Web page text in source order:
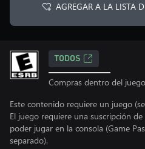
AGREGAR A LA LISTA
TODOS
Compras dentro del juego
Este contenido requiere un juego
El juego requiere una suscripción
poder jugar en la consola (Game
separado).